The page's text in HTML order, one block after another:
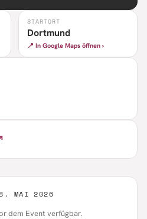
STARTORT
Dortmund
📍 In Google Maps öffnen ›
MAI 2026
dem Event verfügbar.